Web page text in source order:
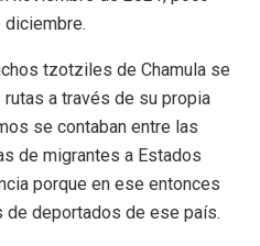
tzotziles de Chamula se
a través de su propia
se contaban entre las
de migrantes a Estados
porque en ese entonces
deportados de ese país.